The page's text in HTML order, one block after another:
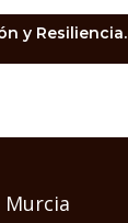
y Resiliencia.
Murcia